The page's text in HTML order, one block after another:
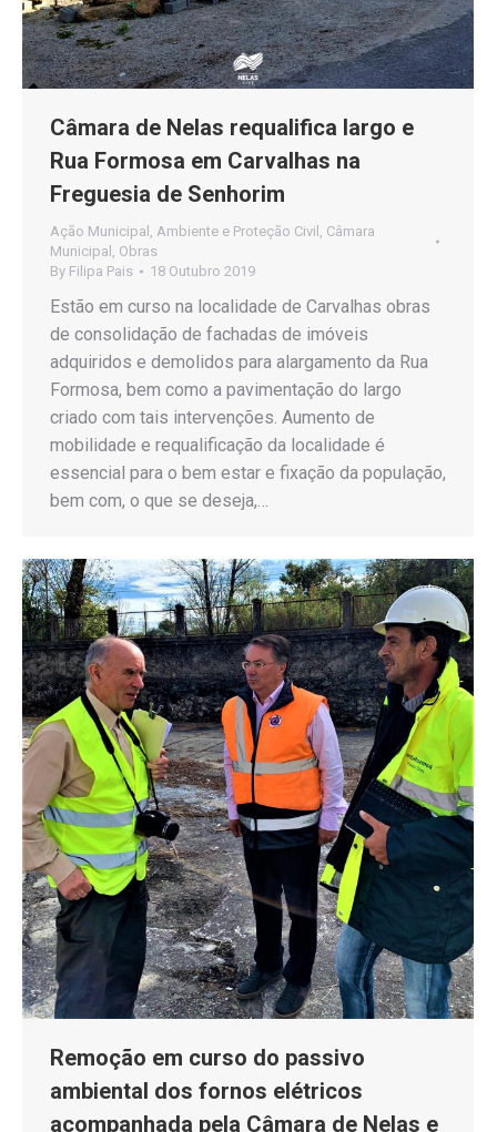
Câmara de Nelas requalifica largo e
Rua Formosa em Carvalhas na
Freguesia de Senhorim
Ação Municipal , Ambiente e Proteção Civil , Câmara
Municipal , Obras
By Filipa Pais 18 Outubro 2019
Estão em curso na localidade de Carvalhas obras
de consolidação de fachadas de imóveis
adquiridos e demolidos para alargamento da Rua
Formosa, bem como a pavimentação do largo
criado com tais intervenções. Aumento de
mobilidade e requalificação da localidade é
essencial para o bem estar e fixação da população,
bem com, o que se deseja,…
Remoção em curso do passivo
ambiental dos fornos elétricos
acompanhada pela Câmara de Nelas e